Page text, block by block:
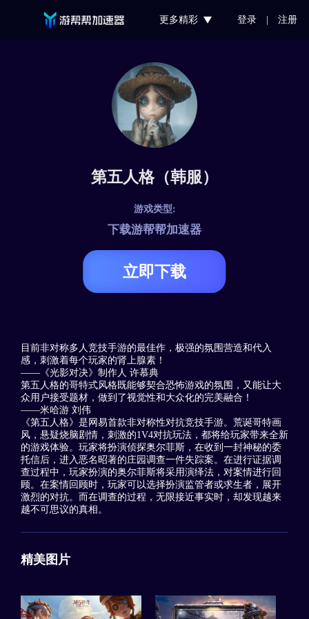
更多精彩 登录 注册
第五人格（韩服）
游戏类型:
下载游帮帮加速器
立即下载
目前非对称多人竞技手游的最佳作，极强的氛围营造和代入
感，刺激着每个玩家的肾上腺素！
——《光影对决》制作人 许慕典
第五人格的哥特式风格既能够契合恐怖游戏的氛围，又能让大
众用户接受题材，做到了视觉性和大众化的完美融合！
——米哈游 刘伟
《第五人格》是网易首款非对称性对抗竞技手游。荒诞哥特画
风，悬疑烧脑剧情，刺激的1V4对抗玩法，都将给玩家带来全新
的游戏体验。玩家将扮演侦探奥尔菲斯，在收到一封神秘的委
托信后，进入恶名昭著的庄园调查一件失踪案。在进行证据调
查过程中，玩家扮演的奥尔菲斯将采用演绎法，对案情进行回
顾。在案情回顾时，玩家可以选择扮演监管者或求生者，展开
激烈的对抗。而在调查的过程，无限接近事实时，却发现越来
越不可思议的真相。
精美图片